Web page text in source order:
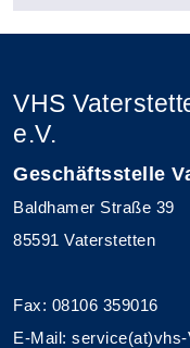
VHS
e.V.
Geschäftsstelle
Baldhamer Straße 39
85591 Vaterstetten
Fax: 08106 359016
E-Mail: